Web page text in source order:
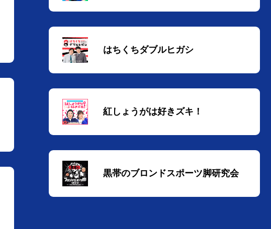
はちくちダブルヒガシ
紅しょうがは好きズキ！
黒帯のブロンドスポーツ脚研究会